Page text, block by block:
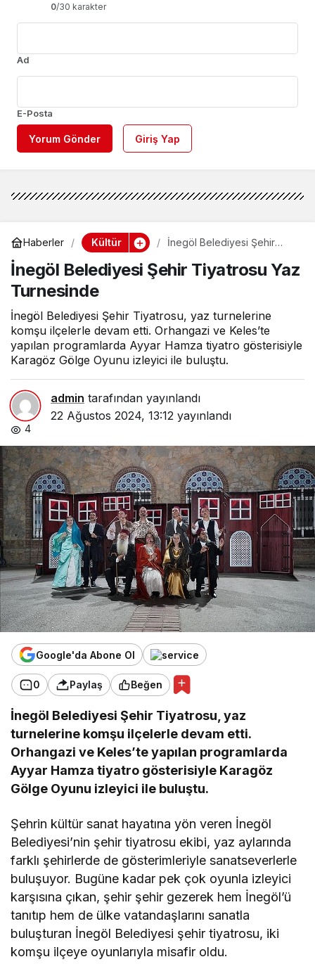
0/30 karakter
Ad
E-Posta
Yorum Gönder Giriş Yap
Haberler Kültür
İnegöl Belediyesi Şehir
İnegöl Belediyesi Şehir Tiyatrosu Yaz
Turnesinde
İnegöl Belediyesi Şehir Tiyatrosu, yaz turnelerine
komşu ilçelerle devam etti. Orhangazi ve Keles’te
yapılan programlarda Ayyar Hamza tiyatro gösterisiyle
Karagöz Gölge Oyunu izleyici ile buluştu.
admin tarafından yayınlandı
22 Ağustos 2024, 13:12 yayınlandı
4
Google'da Abone Ol
0 Paylaş Beğen
İnegöl Belediyesi Şehir Tiyatrosu, yaz
turnelerine komşu ilçelerle devam etti.
Orhangazi ve Keles’te yapılan programlarda
Ayyar Hamza tiyatro gösterisiyle Karagöz
Gölge Oyunu izleyici ile buluştu.
Şehrin kültür sanat hayatına yön veren İnegöl
Belediyesi’nin şehir tiyatrosu ekibi, yaz aylarında
farklı şehirlerde de gösterimleriyle sanatseverlerle
buluşuyor. Bugüne kadar pek çok oyunla izleyici
karşısına çıkan, şehir şehir gezerek hem İnegöl’ü
tanıtıp hem de ülke vatandaşlarını sanatla
buluşturan İnegöl Belediyesi şehir tiyatrosu, iki
komşu ilçeye oyunlarıyla misafir oldu.